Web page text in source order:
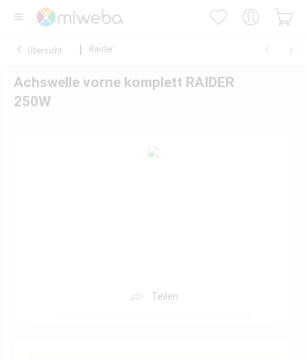
Übersicht Raider
Achswelle vorne komplett RAIDER
250W
Teilen